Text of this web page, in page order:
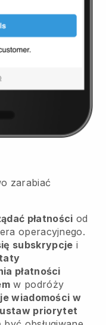
zarabiać
płatności od
operacyjnego.
subskrypcje i
płatności
w podróży
wiadomości w
ustaw priorytet